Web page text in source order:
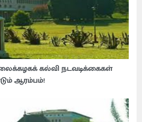
கல்வி நடவடிக்கைகள்
ஆரம்பம்!